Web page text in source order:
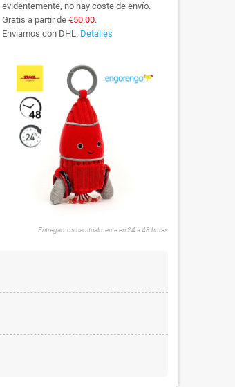
evidentemente, no hay coste de envío.
Gratis a partir de €50.00.
Enviamos con DHL. Detalles
Entregamos habitualmente en 24 a 48 horas